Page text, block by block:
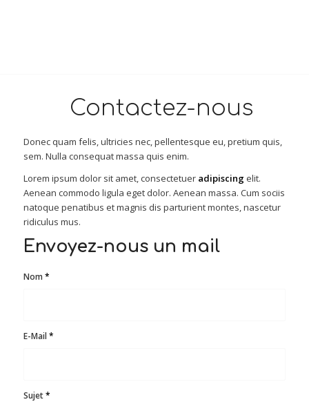
Contactez-nous
Donec quam felis, ultricies nec, pellentesque eu, pretium quis,
sem. Nulla consequat massa quis enim.
Lorem ipsum dolor sit amet, consectetuer adipiscingelit.
Aenean commodo ligula eget dolor. Aenean massa. Cum sociis
natoque penatibus et magnis dis parturient montes, nascetur
ridiculus mus.
Envoyez-nous un mail
Nom *
E-Mail *
Sujet*